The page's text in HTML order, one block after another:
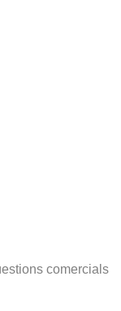
comercials